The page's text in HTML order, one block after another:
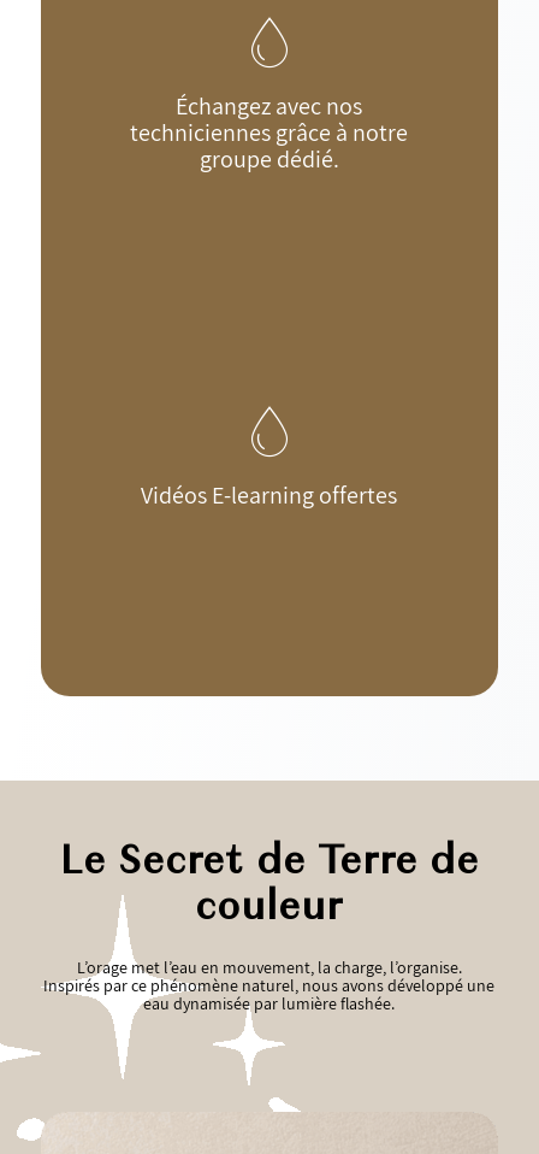
Échangez avec nos
techniciennes grâce à notre
groupe dédié.
Vidéos E-learning offertes
Le Secret de Terre de
couleur
L’orage met l’eau en mouvement, la charge, l’organise.
Inspirés par ce phénomène naturel, nous avons développé une
eau dynamisée par lumière flashée.